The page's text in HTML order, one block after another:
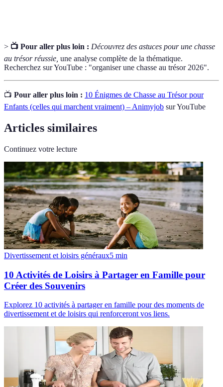
> 📺 Pour aller plus loin : Découvrez des astuces pour une chasse
au trésor réussie, une analyse complète de la thématique.
Recherchez sur YouTube : "organiser une chasse au trésor 2026".
📺 Pour aller plus loin : 10 Énigmes de Chasse au Trésor pour
Enfants (celles qui marchent vraiment) – Animyjob sur YouTube
Articles similaires
Continuez votre lecture
Divertissement et loisirs généraux5 min
10 Activités de Loisirs à Partager en Famille pour
Créer des Souvenirs
Explorez 10 activités à partager en famille pour des moments de
divertissement et de loisirs qui renforceront vos liens.